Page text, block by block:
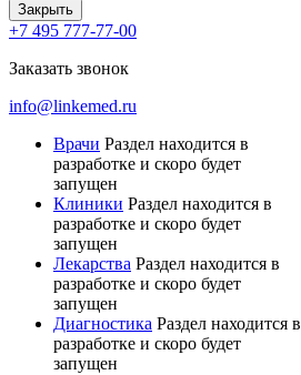
Закрыть
+7 495 777-77-00
Заказать звонок
info@linkemed.ru
Врачи Раздел находится в
разработке и скоро будет
запущен
Клиники Раздел находится в
разработке и скоро будет
запущен
Лекарства Раздел находится в
разработке и скоро будет
запущен
Диагностика Раздел находится в
разработке и скоро будет
запущен